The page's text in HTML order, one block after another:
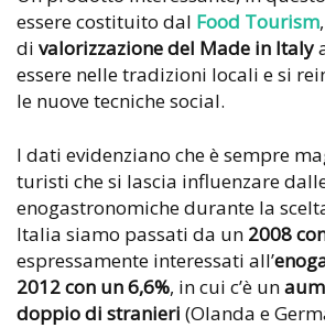
essere costituito dal Food Tourism
di valorizzazione del Made in Italy
essere nelle tradizioni locali e si
le nuove tecniche social.
I dati evidenziano che è sempre
turisti che si lascia influenzare
enogastronomiche durante la
Italia siamo passati da un 2008
espressamente interessati all’
2012 con un 6,6%, in cui c’è un
doppio di stranieri (Olanda e